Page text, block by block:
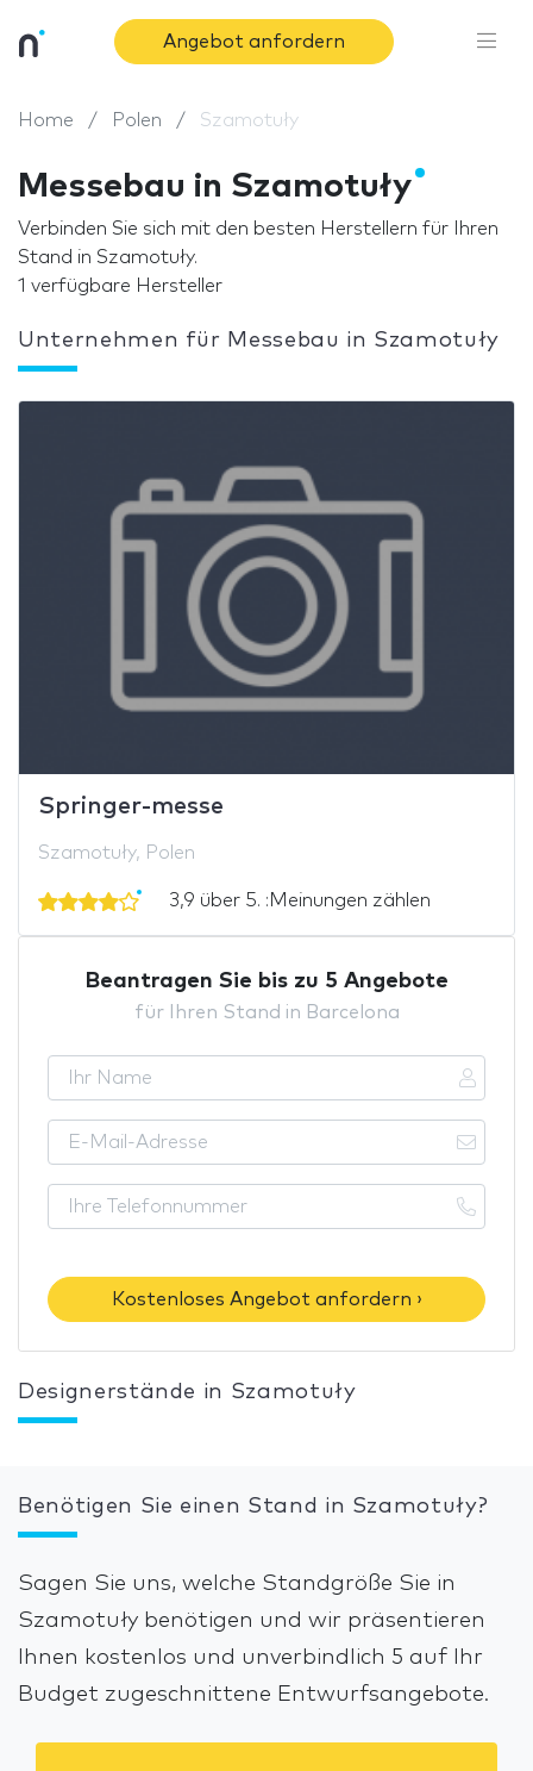
Angebot anfordern
Home Polen Szamotuły
Messebau in Szamotuły
Verbinden Sie sich mit den besten Herstellern für Ihren
Stand in Szamotuły.
1 verfügbare Hersteller
Unternehmen für Messebau in Szamotuły
Springer-messe
Szamotuły, Polen
3,9 über 5. :Meinungen zählen
Beantragen Sie bis zu 5 Angebote
für Ihren Stand in Barcelona
Kostenloses Angebot anfordern ›
Designerstände in Szamotuły
Benötigen Sie einen Stand in Szamotuły?
Sagen Sie uns, welche Standgröße Sie in
Szamotuły benötigen und wir präsentieren
Ihnen kostenlos und unverbindlich 5 auf Ihr
Budget zugeschnittene Entwurfsangebote.